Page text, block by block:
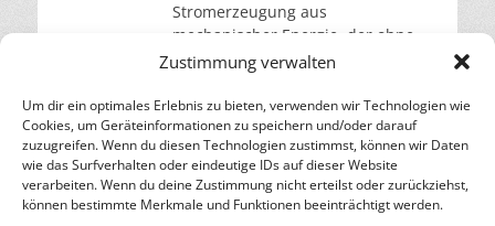
Zustimmung verwalten
Um dir ein optimales Erlebnis zu bieten, verwenden wir Technologien wie
Cookies, um Geräteinformationen zu speichern und/oder darauf
zuzugreifen. Wenn du diesen Technologien zustimmst, können wir Daten
wie das Surfverhalten oder eindeutige IDs auf dieser Website
verarbeiten. Wenn du deine Zustimmung nicht erteilst oder zurückziehst,
können bestimmte Merkmale und Funktionen beeinträchtigt werden.
Stromerzeugung aus
mechanischer Energie, der ohne
den Einsatz von Batterien oder
Dieser Ansatz basiert auf
weiterlesen…
– Energie für die Zukunft –